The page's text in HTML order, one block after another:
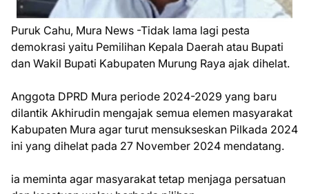
Puruk Cahu, Mura News -Tidak lama lagi pesta
demokrasi yaitu Pemilihan Kepala Daerah atau Bupati
dan Wakil Bupati Kabupaten Murung Raya ajak dihelat.
Anggota DPRD Mura periode 2024-2029 yang baru
dilantik Akhirudin mengajak semua elemen masyarakat
Kabupaten Mura agar turut mensukseskan Pilkada 2024
ini yang dihelat pada 27 November 2024 mendatang.
ia meminta agar masyarakat tetap menjaga persatuan